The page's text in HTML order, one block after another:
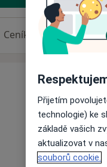
Ceník Adresy
Více
o
Přijetím
technologie) ke
základě vašich
aktualizovat v
souborů cookie.